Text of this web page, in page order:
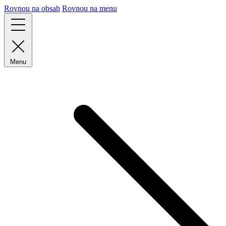
Rovnou na obsah Rovnou na menu
Menu